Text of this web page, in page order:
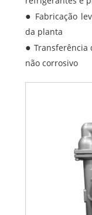
Fabricação
da planta
Transferência
não corrosivo